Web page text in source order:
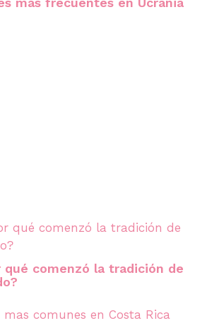
qué comenzó la tradición de